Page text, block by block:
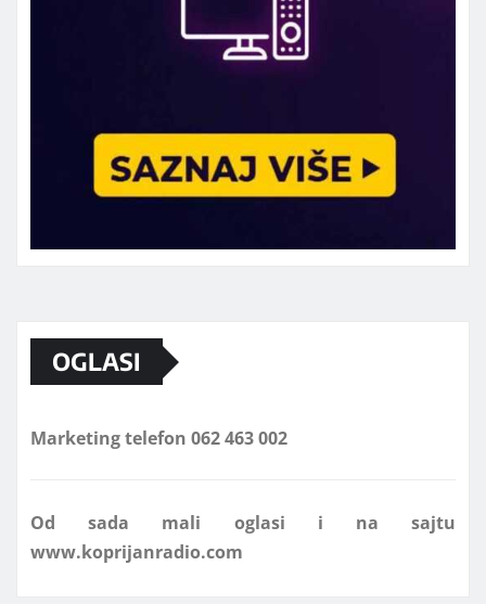
OGLASI
Marketing telefon 062 463 002
Od sada mali oglasi i na sajtu